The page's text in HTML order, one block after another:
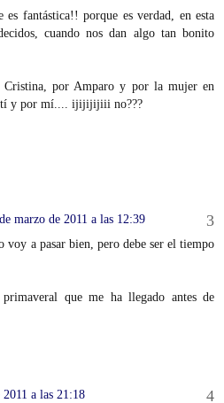
fantástica!! porque es verdad, en esta
cuando nos dan algo tan bonito
por Amparo y por la mujer en
y por mí.... ijijijijiii no???
marzo de 2011 a las 12:39
voy a pasar bien, pero debe ser el tiempo
que me ha llegado antes de
a las 21:18